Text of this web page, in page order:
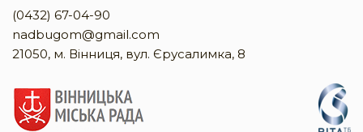
(0432) 67-04-90
nadbugom@gmail.com
21050, м. Вінниця, вул. Єрусалимка, 8